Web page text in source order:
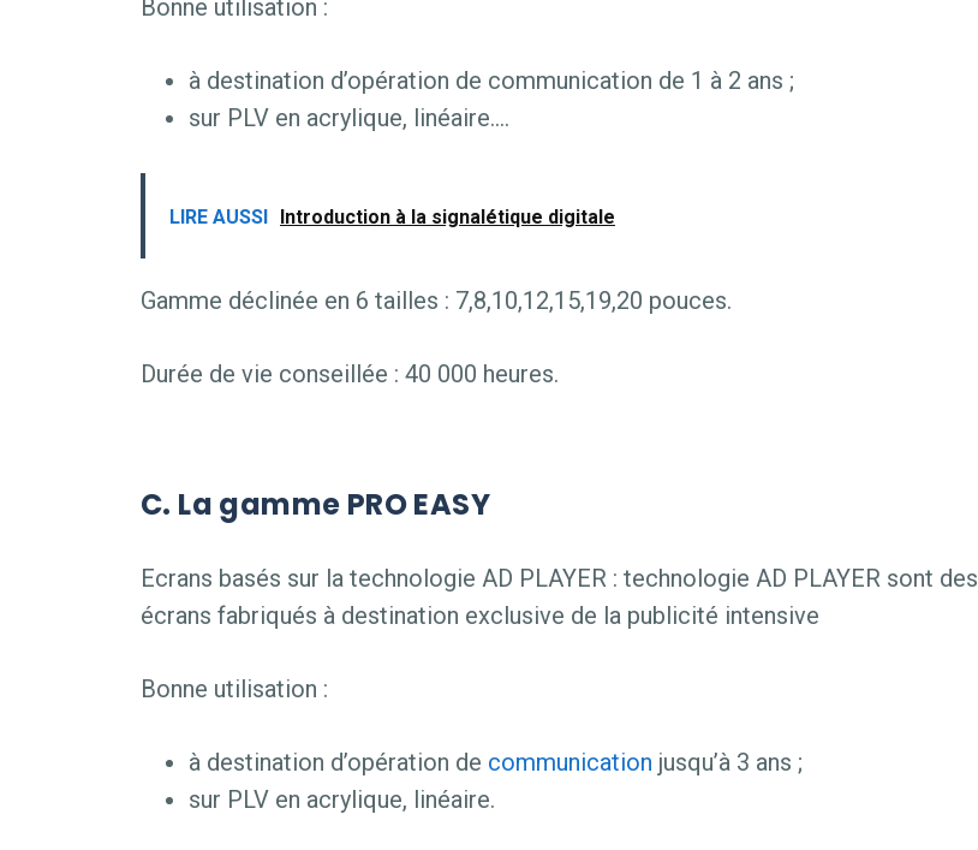
Bonne utilisation :
à destination d’opération de communication de 1 à 2 ans ;
sur PLV en acrylique, linéaire….
LIRE AUSSI Introduction à la signalétique digitale
Gamme déclinée en 6 tailles : 7,8,10,12,15,19,20 pouces.
Durée de vie conseillée : 40 000 heures.
C. La gamme PRO EASY
Ecrans basés sur la technologie AD PLAYER : technologie AD PLAYER sont des
écrans fabriqués à destination exclusive de la publicité intensive
Bonne utilisation :
à destination d’opération de communication jusqu’à 3 ans ;
sur PLV en acrylique, linéaire.